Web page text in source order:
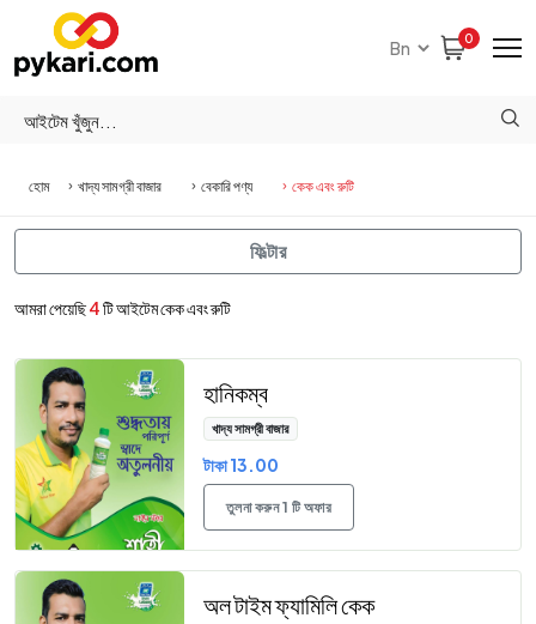
0
হোম খাদ্য সামগ্রী বাজার বেকারি পণ্য কেক এবং রুটি
আমরা পেয়েছি4টি আইটেম কেক এবং রুটি
হানিকম্ব
খাদ্য সামগ্রী বাজার
টাকা 13.00
তুলনা করুন 1 টি অফার
অল টাইম ফ্যামিলি কেক
ফিল্টার